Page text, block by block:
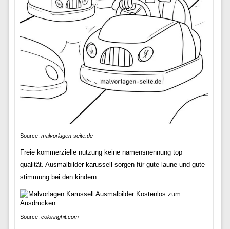
Source: malvorlagen-seite.de
Freie kommerzielle nutzung keine namensnennung top
qualität. Ausmalbilder karussell sorgen für gute laune und gute
stimmung bei den kindern.
Source: coloringhit.com